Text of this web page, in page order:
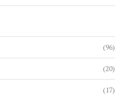
(96)
(20)
(17)